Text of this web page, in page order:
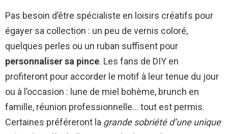
Pas besoin d’être spécialiste en loisirs créatifs pour
égayer sa collection : un peu de vernis coloré,
quelques perles ou un ruban suffisent pour
personnaliser sa pince. Les fans de DIY en
profiteront pour accorder le motif à leur tenue du jour
ou à l’occasion : lune de miel bohème, brunch en
famille, réunion professionnelle… tout est permis.
Certaines préféreront la grande sobriété d’une unique